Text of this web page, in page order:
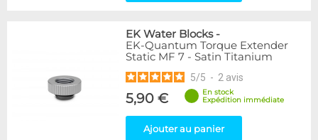
EK Water Blocks-
EK-Quantum Torque Extender
Static MF 7 - Satin Titanium
5/5 - 2 avis
5,90 €
En stock
Expédition immédiate
Ajouter au panier